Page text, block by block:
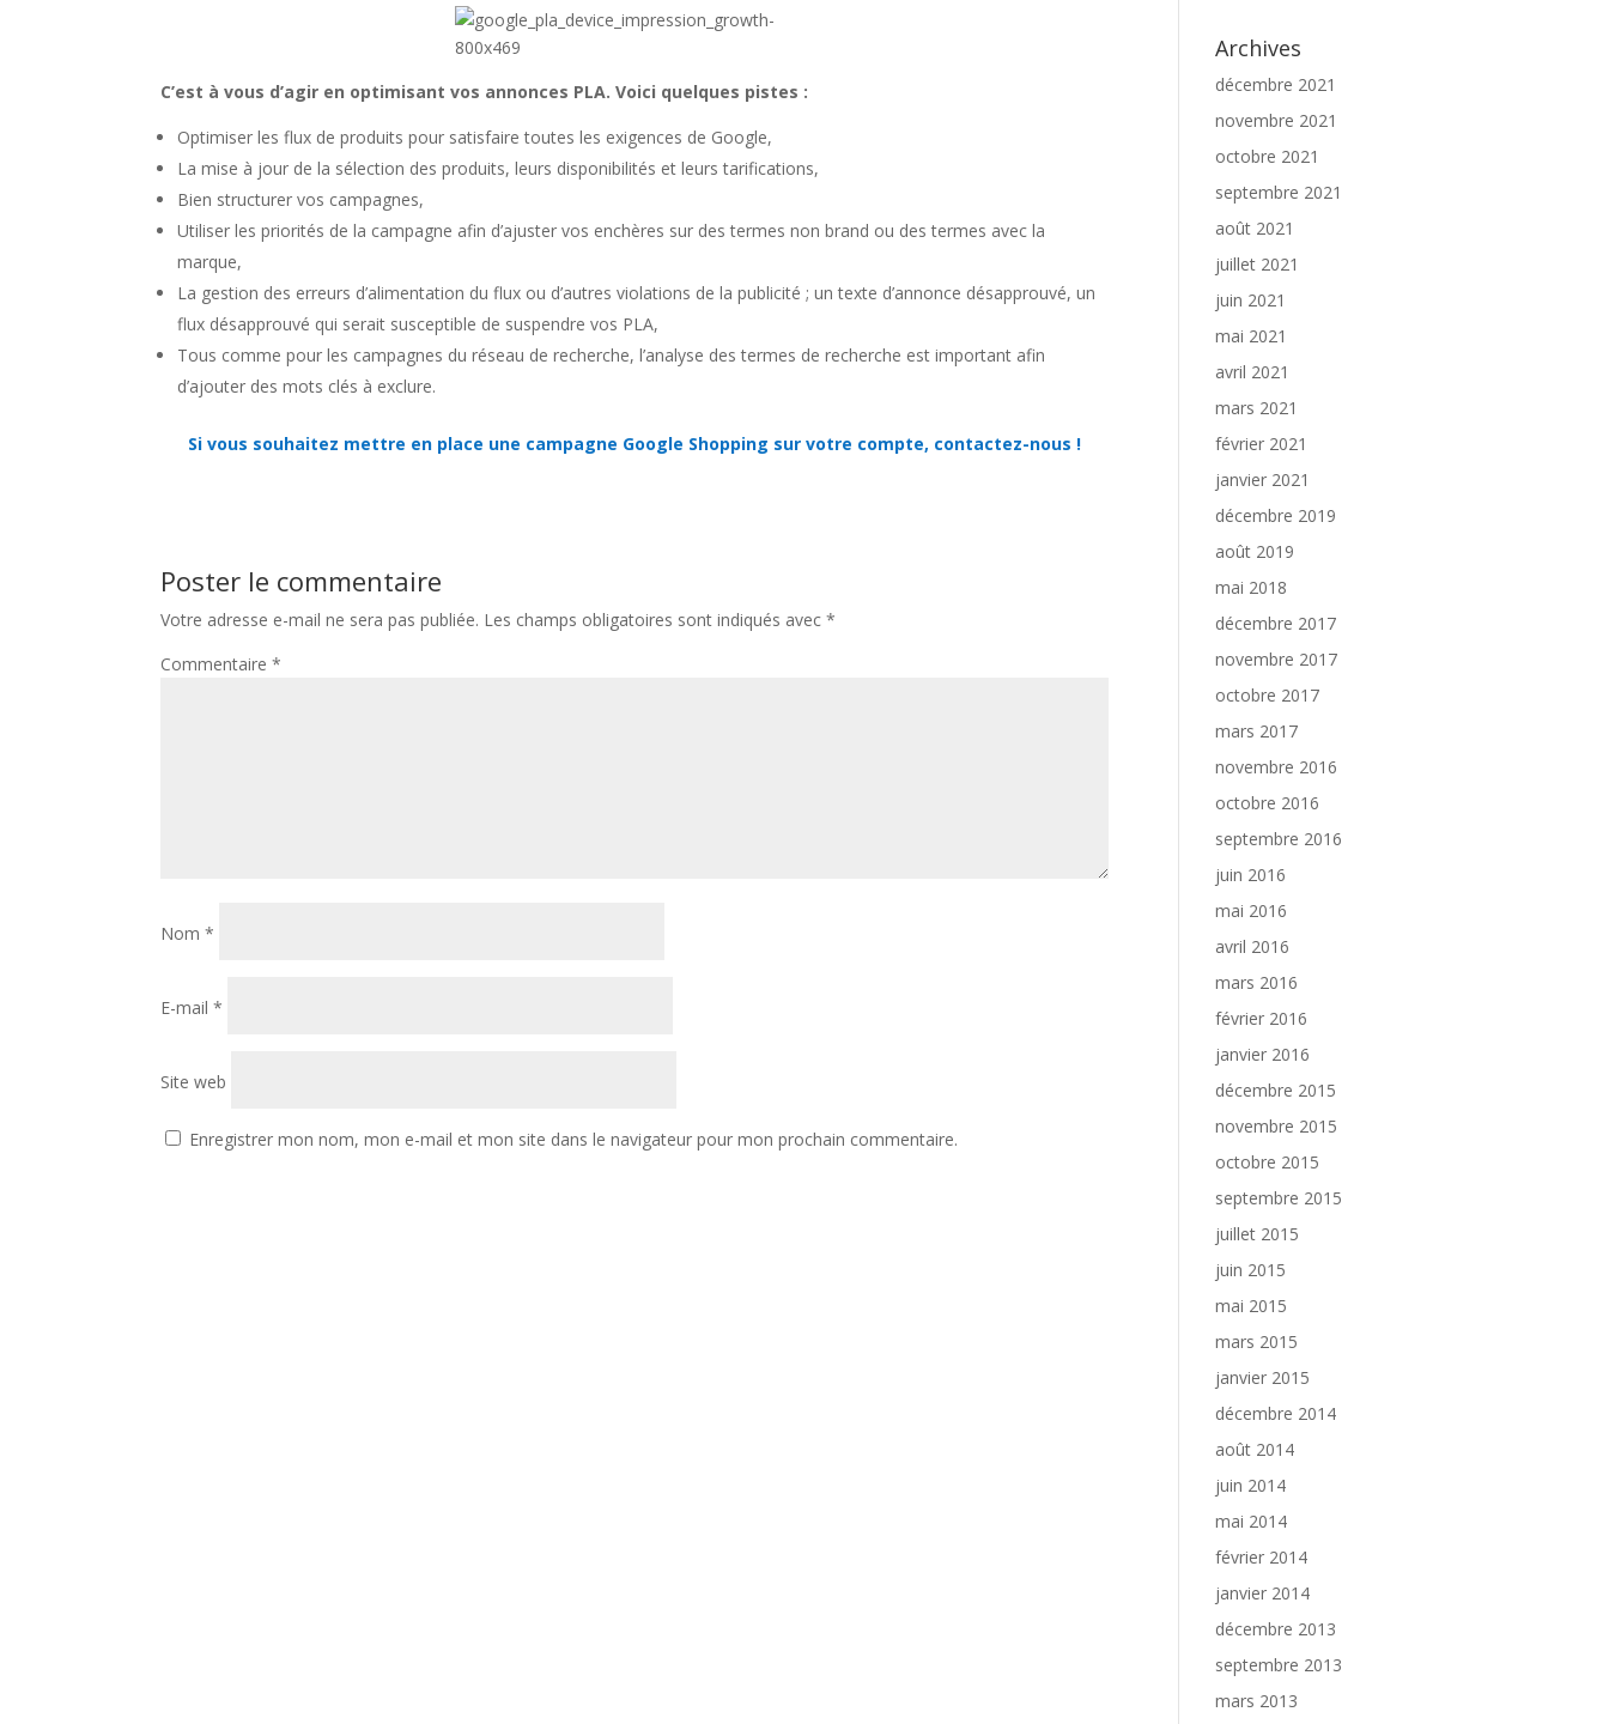
C’est à vous d’agir en optimisant vos annonces PLA. Voici quelques pistes :
Optimiser les flux de produits pour satisfaire toutes les exigences de Google,
La mise à jour de la sélection des produits, leurs disponibilités et leurs tarifications,
Bien structurer vos campagnes,
Utiliser les priorités de la campagne afin d’ajuster vos enchères sur des termes non brand ou des termes avec la
marque,
La gestion des erreurs d’alimentation du flux ou d’autres violations de la publicité ; un texte d’annonce désapprouvé, un
flux désapprouvé qui serait susceptible de suspendre vos PLA,
Tous comme pour les campagnes du réseau de recherche, l’analyse des termes de recherche est important afin
d’ajouter des mots clés à exclure.
Si vous souhaitez mettre en place une campagne Google Shopping sur votre compte, contactez-nous !
Poster le commentaire
Votre adresse e-mail ne sera pas publiée. Les champs obligatoires sont indiqués avec*
Commentaire*
Nom*
E-mail*
Site web
Enregistrer mon nom, mon e-mail et mon site dans le navigateur pour mon prochain commentaire.
Archives
décembre 2021
novembre 2021
octobre 2021
septembre 2021
août 2021
juillet 2021
juin 2021
mai 2021
avril 2021
mars 2021
février 2021
janvier 2021
décembre 2019
août 2019
mai 2018
décembre 2017
novembre 2017
octobre 2017
mars 2017
novembre 2016
octobre 2016
septembre 2016
juin 2016
mai 2016
avril 2016
mars 2016
février 2016
janvier 2016
décembre 2015
novembre 2015
octobre 2015
septembre 2015
juillet 2015
juin 2015
mai 2015
mars 2015
janvier 2015
décembre 2014
août 2014
juin 2014
mai 2014
février 2014
janvier 2014
décembre 2013
septembre 2013
mars 2013